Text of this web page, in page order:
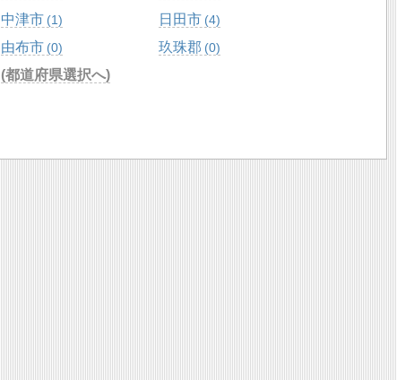
中津市 1 日田市 4
由布市 0 玖珠郡 0
(都道府県選択へ)